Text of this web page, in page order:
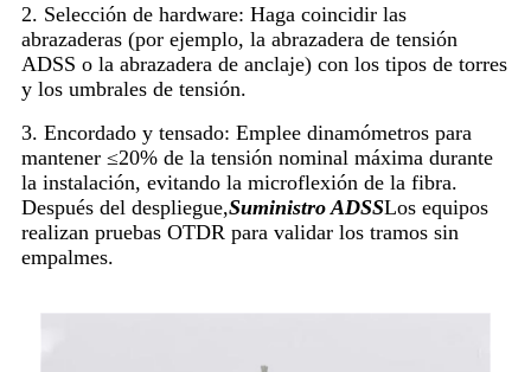
2. Selección de hardware: Haga coincidir las
abrazaderas (por ejemplo, la abrazadera de tensión
ADSS o la abrazadera de anclaje) con los tipos de torres
y los umbrales de tensión.
3. Encordado y tensado: Emplee dinamómetros para
mantener ≤20% de la tensión nominal máxima durante
la instalación, evitando la microflexión de la fibra.
Después del despliegue,Suministro ADSSLos equipos
realizan pruebas OTDR para validar los tramos sin
empalmes.